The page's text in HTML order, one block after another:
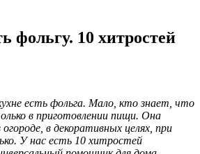
фольгу. 10 хитростей
есть фольга. Мало, кто знает, что
в приготовлении пищи. Она
в декоративных целях, при
У нас есть 10 хитростей